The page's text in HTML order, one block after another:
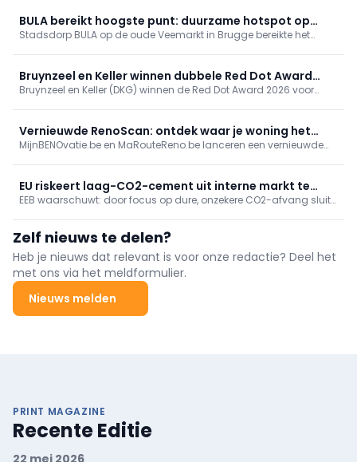
BULA bereikt hoogste punt: duurzame hotspot op
Brugse Veemarkt
Stadsdorp BULA op de oude Veemarkt in Brugge bereikte het
praktijken tekenen in; fossielvrije energie via geothermie. Eerste
intrek midden 2027.
Bruynzeel en Keller winnen dubbele Red Dot Award
2026 voor biobased keukens
Bruynzeel en Keller (DKG) winnen de Red Dot Award 2026 voor
duurzame, schaalbare en betaalbare innovatie.
Vernieuwde RenoScan: ontdek waar je woning het
meest energie bespaart
MijnBENOvatie.be en MaRouteReno.be lanceren een vernieuwde
prioritaire renovaties en bijhorende premies/financiering, met een
persoonlijk rapport en stap-voor-stapadvies.
EU riskeert laag-CO2-cement uit interne markt te
sluiten
EEB waarschuwt: door focus op dure, onzekere CO2-afvang sluit
besparen; vraag om prestatie-eisen in normen en aanbesteding.
Zelf nieuws te delen?
Heb je nieuws dat relevant is voor onze redactie? Deel het
met ons via het meldformulier.
Nieuws melden
PRINT MAGAZINE
Recente Editie